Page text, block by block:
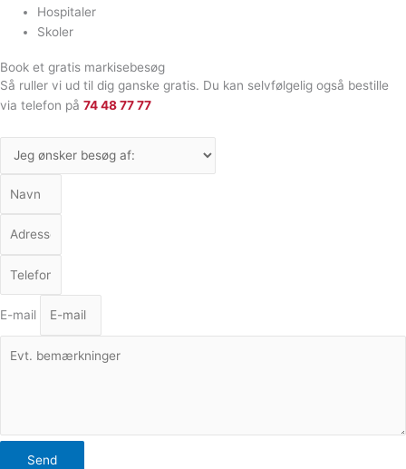
Hospitaler
Skoler
Book et gratis markisebesøg
Så ruller vi ud til dig ganske gratis. Du kan selvfølgelig også bestille
via telefon på 74 48 77 77
E-mail
Send